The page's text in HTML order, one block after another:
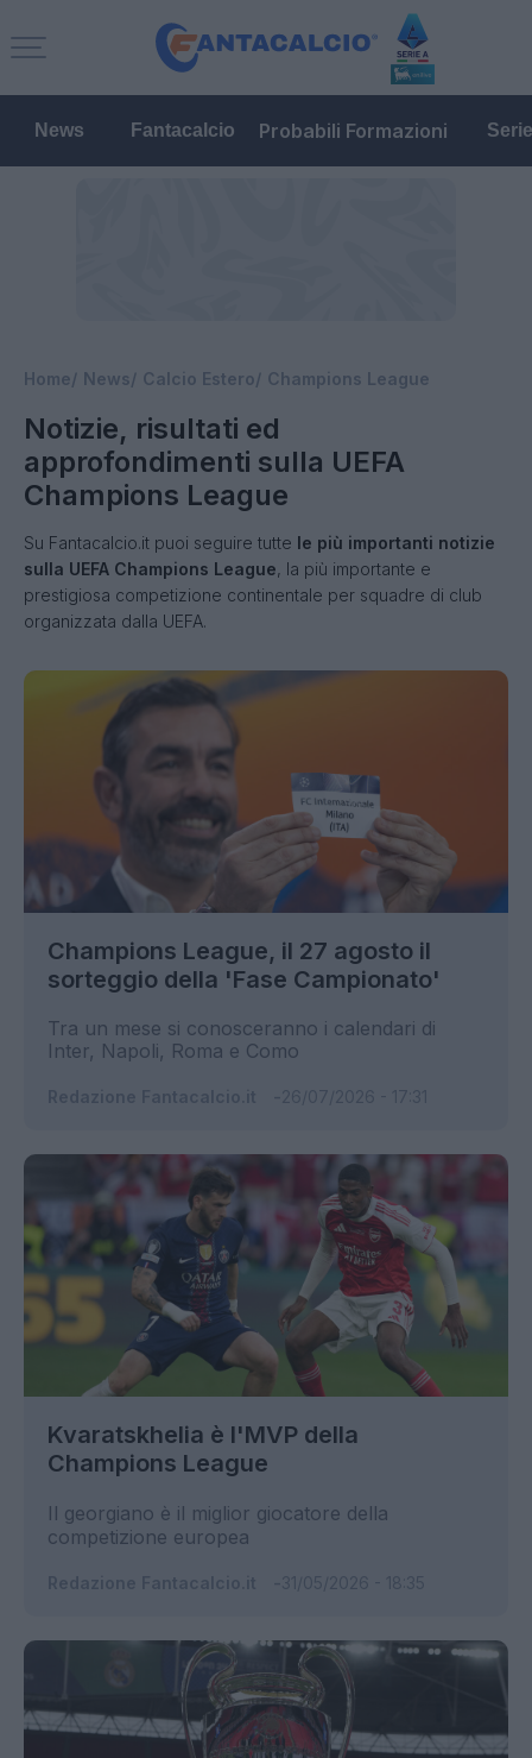
News Fantacalcio Probabili Formazioni
Home News Calcio Estero Champions League
Notizie, risultati ed
approfondimenti sulla UEFA
Champions League
Su Fantacalcio.it puoi seguire tutte le più importanti notizie
sulla UEFA Champions League, la più importante e
prestigiosa competizione continentale per squadre di club
organizzata dalla UEFA.
Champions League, il 27 agosto il
sorteggio della 'Fase Campionato'
Tra un mese si conosceranno i calendari di
Inter, Napoli, Roma e Como
Kvaratskhelia è l'MVP della
Champions League
Il georgiano è il miglior giocatore della
competizione europea